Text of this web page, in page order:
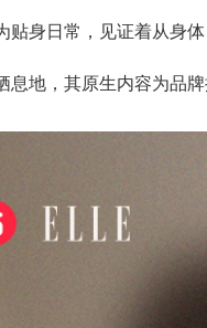
贴身日常，见证着从身
息地，其原生内容为品